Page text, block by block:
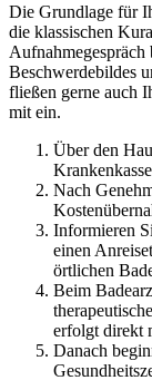
Die Grundlage für
die klassischen
Aufnahmegespräch
Beschwerdebildes
fließen gerne auch
mit ein.
Über den
Nach
Informieren
einen
örtlichen
Beim
erfolgt direkt
Danach